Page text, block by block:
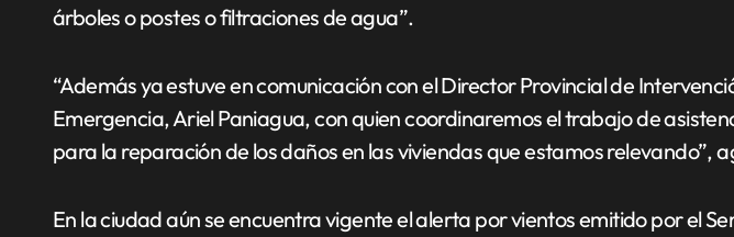
árboles o postes o filtraciones de agua”.
“Además ya estuve en comunicación con el Director Provincial de
Emergencia, Ariel Paniagua, con quien coordinaremos el trabajo de
para la reparación de los daños en las viviendas que estamos relevando”,
En la ciudad aún se encuentra vigente el alerta por vientos emitido por el